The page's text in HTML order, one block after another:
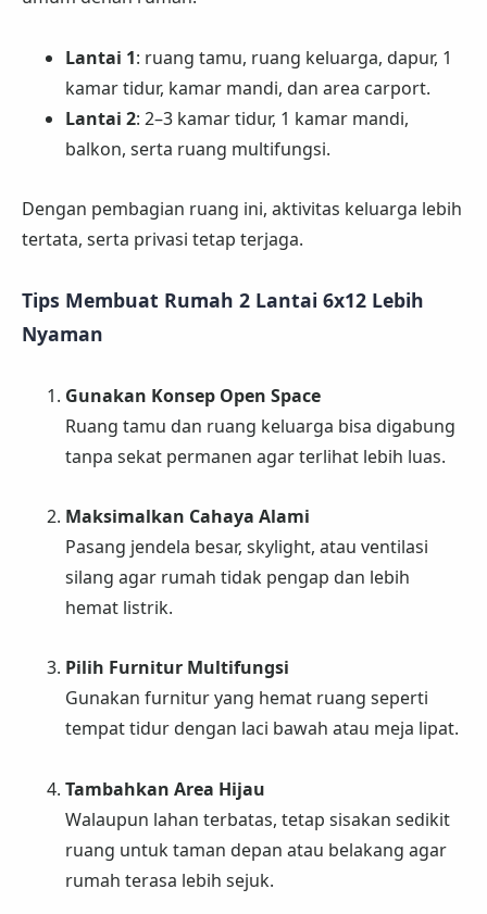
Lantai 1: ruang tamu, ruang keluarga, dapur, 1
kamar tidur, kamar mandi, dan area carport.
Lantai 2: 2–3 kamar tidur, 1 kamar mandi,
balkon, serta ruang multifungsi.
Dengan pembagian ruang ini, aktivitas keluarga lebih
tertata, serta privasi tetap terjaga.
Tips Membuat Rumah 2 Lantai 6x12 Lebih
Nyaman
Gunakan Konsep Open Space
Ruang tamu dan ruang keluarga bisa digabung
tanpa sekat permanen agar terlihat lebih luas.
Maksimalkan Cahaya Alami
Pasang jendela besar, skylight, atau ventilasi
silang agar rumah tidak pengap dan lebih
hemat listrik.
Pilih Furnitur Multifungsi
Gunakan furnitur yang hemat ruang seperti
tempat tidur dengan laci bawah atau meja lipat.
Tambahkan Area Hijau
Walaupun lahan terbatas, tetap sisakan sedikit
ruang untuk taman depan atau belakang agar
rumah terasa lebih sejuk.